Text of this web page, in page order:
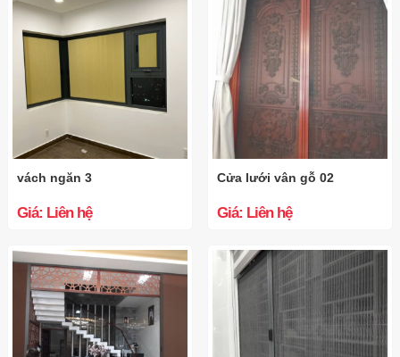
vách ngăn 3
Giá: Liên hệ
Cửa lưới vân gỗ 02
Giá: Liên hệ